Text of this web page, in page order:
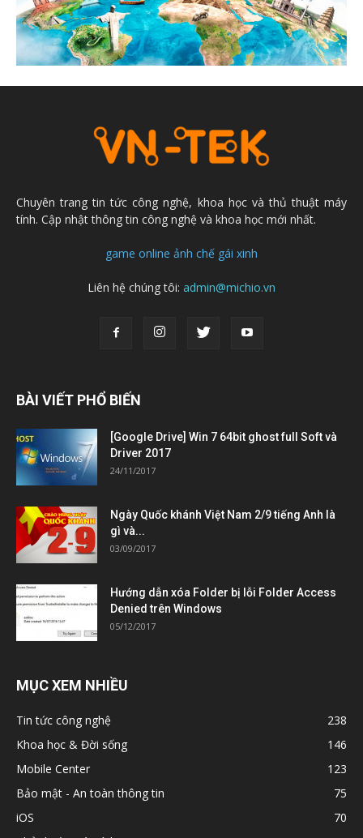
Chuyên trang tin tức công nghệ, khoa học và thủ thuật máy
tính. Cập nhật thông tin công nghệ và khoa học mới nhất.
game online ảnh chế gái xinh
Liên hệ chúng tôi: admin@michio.vn
BÀI VIẾT PHỔ BIẾN
[Google Drive] Win 7 64bit ghost full Soft và
Driver 2017
24/11/2017
Ngày Quốc khánh Việt Nam 2/9 tiếng Anh là
gì và...
03/09/2017
Hướng dẫn xóa Folder bị lỗi Folder Access
Denied trên Windows
05/12/2017
MỤC XEM NHIỀU
Tin tức công nghệ
238
Khoa học & Đời sống
146
Mobile Center
123
Bảo mật - An toàn thông tin
75
iOS
70